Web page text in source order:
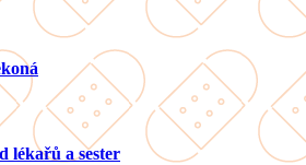
lékařů a sester